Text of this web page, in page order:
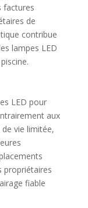
factures
de
contribue
lampes LED
LED pour
aux
vie limitée,
propriétaires
fiable